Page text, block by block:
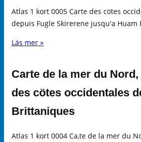
Atlas 1 kort 0005 Carte des cötes
depuis Fugle Skirerene jusqu'a Huam
Läs mer »
Carte de la mer du
des cötes occidentales
Brittaniques
Atlas 1 kort 0004 Ca,te de la mer du